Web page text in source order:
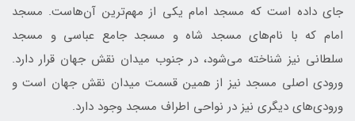
جای داده است که مسجد امام یکی از مهم‌ترین آن‌هاست. مسجد
امام که با نام‌های مسجد شاه و مسجد جامع عباسی و مسجد
سلطانی نیز شناخته می‌شود، در جنوب میدان نقش جهان قرار دارد.
ورودی اصلی مسجد نیز از همین قسمت میدان نقش جهان است و
ورودی‌های دیگری نیز در نواحی اطراف مسجد وجود دارد.